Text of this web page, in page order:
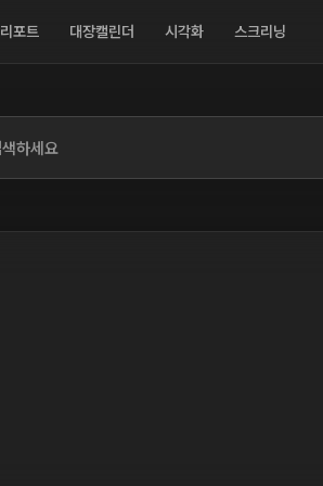
리포트 대장캘린더 시각화 스크리닝